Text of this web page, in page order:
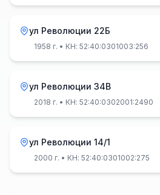
ул Революции 22Б
1958 г. • КН: 52:40:0301003:256
ул Революции 34В
2018 г. • КН: 52:40:0302001:2490
ул Революции 14/1
2000 г. • КН: 52:40:0301002:275